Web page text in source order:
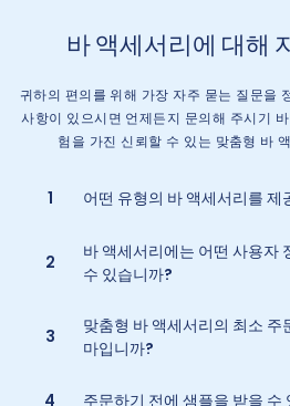
바 액세서리에 대해
귀하의 편의를 위해 가장 자주 묻는 질문을
사항이 있으시면 언제든지 문의해 주시기
험을 가진 신뢰할 수 있는 맞춤형 바
1 어떤 유형의 바 액세서리를 제
2
바 액세서리에는 어떤 사용자
수 있습니까?
3
맞춤형 바 액세서리의 최소 주
마입니까?
4 주문하기 전에 샘플을 받을 수